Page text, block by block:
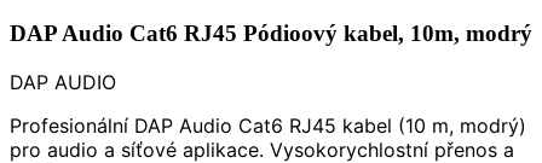
DAP Audio Cat6 RJ45 Pódioový kabel, 10m, modrý
DAP AUDIO
Profesionální DAP Audio Cat6 RJ45 kabel (10 m, modrý)
pro audio a síťové aplikace. Vysokorychlostní přenos a